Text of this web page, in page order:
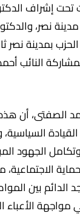
تحت إشراف
نصر،
بمدينة نصر
النائب أحمد
الصفتى، أن
وتكامل الجهود
الاجتماعية،
الدائم بين
مواجهة الأعباء